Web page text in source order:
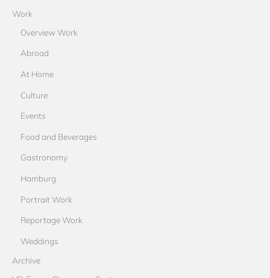
Work
Overview Work
Abroad
At Home
Culture
Events
Food and Beverages
Gastronomy
Hamburg
Portrait Work
Reportage Work
Weddings
Archive